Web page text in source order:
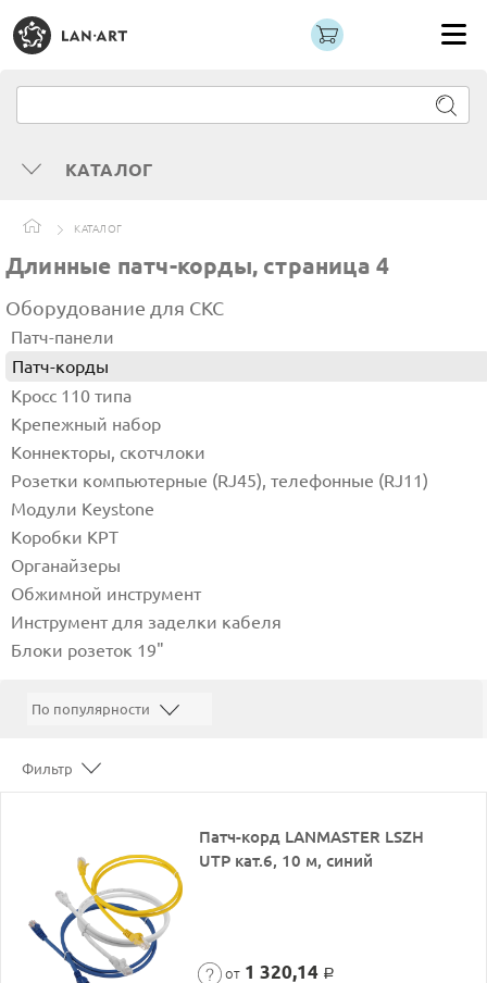
КАТАЛОГ
КАТАЛОГ
Длинные патч-корды, страница 4
Оборудование для СКС
Патч-панели
Патч-корды
Кросс 110 типа
Крепежный набор
Коннекторы, скотчлоки
Розетки компьютерные (RJ45), телефонные (RJ11)
Модули Keystone
Коробки КРТ
Органайзеры
Обжимной инструмент
Инструмент для заделки кабеля
Блоки розеток 19"
Фильтр
Патч-корд LANMASTER LSZH
UTP кат.6, 10 м, синий
от 1 320,14 Р